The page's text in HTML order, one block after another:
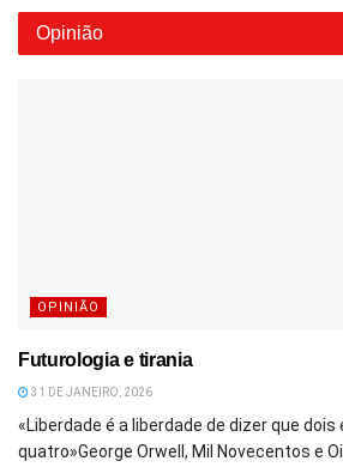
Opinião
OPINIÃO
Futurologia e tirania
31 DE JANEIRO, 2026
«Liberdade é a liberdade de dizer que dois
quatro»George Orwell, Mil Novecentos e